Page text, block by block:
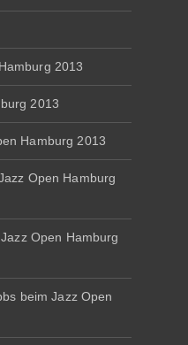
2013
2013
Hamburg 2013
Open Hamburg
Open Hamburg
beim Jazz Open